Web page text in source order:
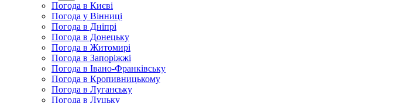
Погода в Києві
Погода у Вінниці
Погода в Дніпрі
Погода в Донецьку
Погода в Житомирі
Погода в Запоріжжі
Погода в Івано-Франківську
Погода в Кропивницькому
Погода в Луганську
Погода в Луцьку